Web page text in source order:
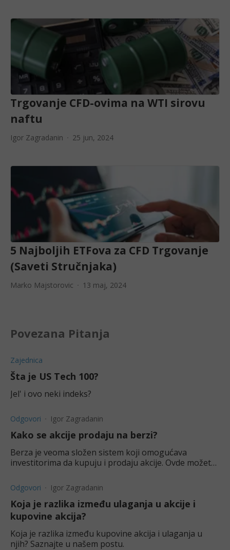
Trgovanje CFD-ovima na WTI sirovu
naftu
Igor Zagradanin 25 jun, 2024
5 Najboljih ETFova za CFD Trgovanje
(Saveti Stručnjaka)
Marko Majstorovic 13 maj, 2024
Povezana Pitanja
Zajednica
Šta je US Tech 100?
Jel' i ovo neki indeks?
Odgovori Igor Zagradanin
Kako se akcije prodaju na berzi?
Berza je veoma složen sistem koji omogućava
investitorima da kupuju i prodaju akcije. Ovde možete
Odgovori Igor Zagradanin
Koja je razlika između ulaganja u akcije i
kupovine akcija?
Koja je razlika između kupovine akcija i ulaganja u
njih? Saznajte u našem postu.